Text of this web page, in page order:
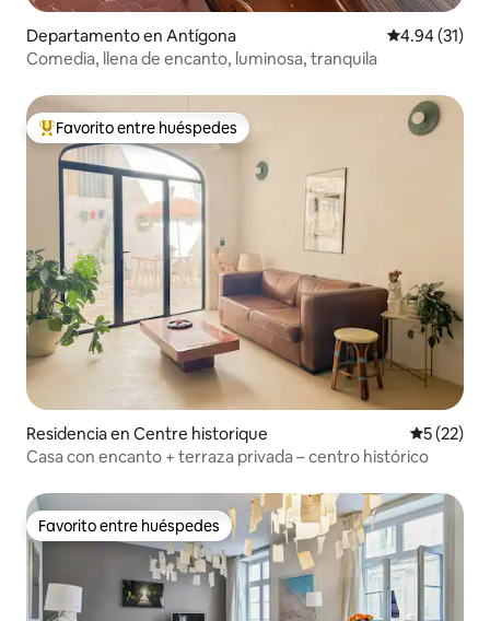
Departamento en Antígona Calificación
4.94 (31)
Comedia, llena de encanto, luminosa, tranquila
De los mejores en Favorito entre huéspedes
Favorito entre huéspedes
Residencia en Centre historique
5 (22)
Casa con encanto + terraza privada – centro histórico
Favorito entre huéspedes
Favorito entre huéspedes